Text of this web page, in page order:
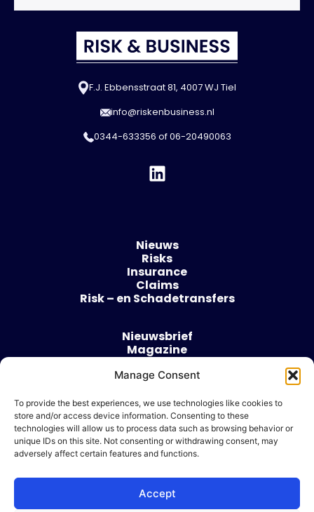
Manage Consent
To provide the best experiences, we use technologies like cookies to
store and/or access device information. Consenting to these
technologies will allow us to process data such as browsing behavior or
unique IDs on this site. Not consenting or withdrawing consent, may
adversely affect certain features and functions.
Accept
F.J. Ebbensstraat 81, 4007 WJ Tiel
info@riskenbusiness.nl
0344-633356 of06-20490063
Nieuws
Risks
Insurance
Claims
Risk – en Schadetransfers
Nieuwsbrief
Magazine
Over
Algemene voorwaarden
Cookie beleid
Ik wil adverteren